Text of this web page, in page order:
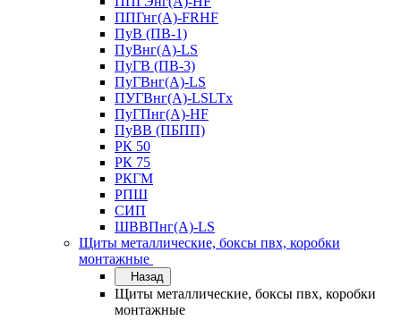
ППГнг(А)-FRHF
ПуВ (ПВ-1)
ПуВнг(А)-LS
ПуГВ (ПВ-3)
ПуГВнг(А)-LS
ПУГВнг(А)-LSLTx
ПуГПнг(А)-HF
ПуВВ (ПБПП)
РК 50
РК 75
РКГМ
РПШ
СИП
ШВВПнг(А)-LS
Щиты металлические, боксы пвх, коробки
монтажные
Назад
Щиты металлические, боксы пвх, коробки
монтажные